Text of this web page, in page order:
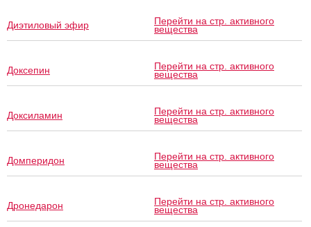
Диэтиловый эфир Перейти на стр. активного
вещества
Доксепин Перейти на стр. активного
вещества
Доксиламин Перейти на стр. активного
вещества
Домперидон Перейти на стр. активного
вещества
Дронедарон Перейти на стр. активного
вещества